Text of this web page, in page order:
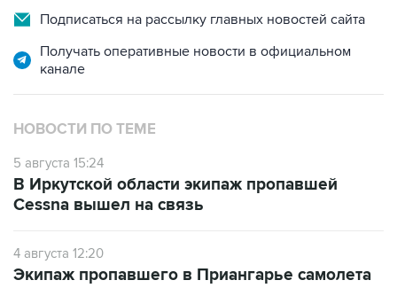
Получать оперативные новости в официальном
НОВОСТИ ПО ТЕМЕ
5 августа 15:24
Cessna вышел на связь
не подавал сигнал бедствия